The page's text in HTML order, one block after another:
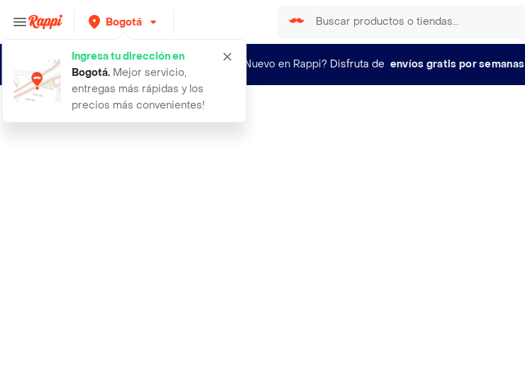
Bogotá
Ingresa tu dirección en
Bogotá. Mejor servicio,
entregas más rápidas y los
precios más convenientes!
¿Nuevo en Rappi? Disfruta de envíos gratis por semanas
abrigo parka tango oliva talla xl h